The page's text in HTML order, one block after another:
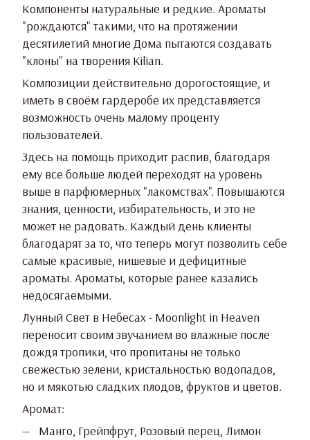
Компоненты натуральные и редкие. Ароматы
"рождаются" такими, что на протяжении
десятилетий многие Дома пытаются создавать
"клоны" на творения Kilian.
Композиции действительно дорогостоящие, и
иметь в своём гардеробе их представляется
возможность очень малому проценту
пользователей.
Здесь на помощь приходит распив, благодаря
ему все больше людей переходят на уровень
выше в парфюмерных "лакомствах". Повышаются
знания, ценности, избирательность, и это не
может не радовать. Каждый день клиенты
благодарят за то, что теперь могут позволить себе
самые красивые, нишевые и дефицитные
ароматы. Ароматы, которые ранее казались
недосягаемыми.
Лунный Свет в Небесах - Moonlight in Heaven
переносит своим звучанием во влажные после
дождя тропики, что пропитаны не только
свежестью зелени, кристальностью водопадов,
но и мякотью сладких плодов, фруктов и цветов.
Аромат:
Манго, Грейпфрут, Розовый перец, Лимон